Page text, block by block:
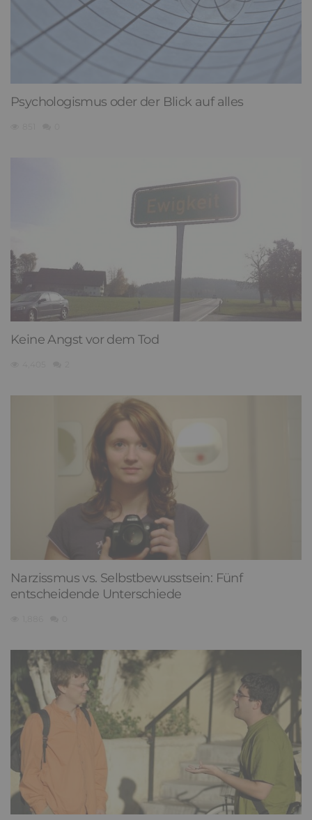
Psychologismus oder der Blick auf alles
Keine Angst vor dem Tod
Narzissmus vs. Selbstbewusstsein: Fünf
entscheidende Unterschiede